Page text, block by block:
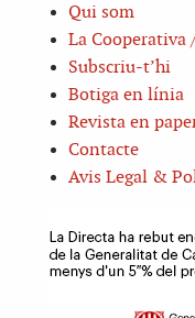
Qui som
La Cooperativa
Subscriu-t’hi
Botiga en línia
Revista en
Contacte
Avis Legal &